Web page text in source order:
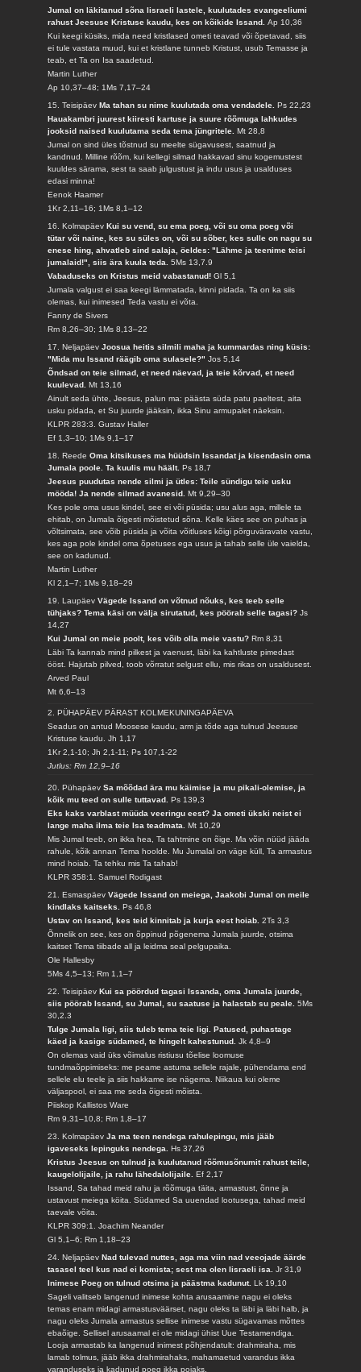
Jumal on läkitanud sõna Iisraeli lastele, kuulutades evangeeliumi
rahust Jeesuse Kristuse kaudu, kes on kõikide Issand.Ap 10,36
Kui keegi küsiks, mida need kristlased ometi teavad või õpetavad, siis
ei tule vastata muud, kui et kristlane tunneb Kristust, usub Temasse ja
teab, et Ta on Isa saadetud.
Martin Luther
Ap 10,37–48; 1Ms 7,17–24
15. TeisipäevMa tahan su nime kuulutada oma vendadele.Ps 22,23
Hauakambri juurest kiiresti kartuse ja suure rõõmuga lahkudes
jooksid naised kuulutama seda tema jüngritele.Mt 28,8
Jumal on sind üles tõstnud su meelte sügavusest, saatnud ja
kandnud. Milline rõõm, kui kellegi silmad hakkavad sinu kogemustest
kuuldes särama, sest ta saab julgustust ja indu usus ja usalduses
edasi minna!
Eenok Haamer
1Kr 2,11–16; 1Ms 8,1–12
16. KolmapäevKui su vend, su ema poeg, või su oma poeg või
tütar või naine, kes su süles on, või su sõber, kes sulle on nagu su
enese hing, ahvatleb sind salaja, öeldes: "Lähme ja teenime teisi
jumalaid!", siis ära kuula teda.5Ms 13,7.9
Vabaduseks on Kristus meid vabastanud!Gl 5,1
Jumala valgust ei saa keegi lämmatada, kinni pidada. Ta on ka siis
olemas, kui inimesed Teda vastu ei võta.
Fanny de Sivers
Rm 8,26–30; 1Ms 8,13–22
17. NeljapäevJoosua heitis silmili maha ja kummardas ning küsis:
"Mida mu Issand räägib oma sulasele?"Jos 5,14
Õndsad on teie silmad, et need näevad, ja teie kõrvad, et need
kuulevad.Mt 13,16
Ainult seda ühte, Jeesus, palun ma: päästa süda patu paeltest, aita
usku pidada, et Su juurde jääksin, ikka Sinu armupalet näeksin.
KLPR 283:3. Gustav Haller
Ef 1,3–10; 1Ms 9,1–17
18. ReedeOma kitsikuses ma hüüdsin Issandat ja kisendasin oma
Jumala poole. Ta kuulis mu häält.Ps 18,7
Jeesus puudutas nende silmi ja ütles: Teile sündigu teie usku
mööda! Ja nende silmad avanesid.Mt 9,29–30
Kes pole oma usus kindel, see ei või püsida; usu alus aga, millele ta
ehitab, on Jumala õigesti mõistetud sõna. Kelle käes see on puhas ja
võltsimata, see võib püsida ja võita võitluses kõigi põrguväravate vastu,
kes aga pole kindel oma õpetuses ega usus ja tahab selle üle vaielda,
see on kadunud.
Martin Luther
Kl 2,1–7; 1Ms 9,18–29
19. LaupäevVägede Issand on võtnud nõuks, kes teeb selle
tühjaks? Tema käsi on välja sirutatud, kes pöörab selle tagasi?Js
14,27
Kui Jumal on meie poolt, kes võib olla meie vastu?Rm 8,31
Läbi Ta kannab mind pilkest ja vaenust, läbi ka kahtluste pimedast
ööst. Hajutab pilved, toob võrratut selgust ellu, mis rikas on usaldusest.
Arved Paul
Mt 6,6–13
2. PÜHAPÄEV PÄRAST KOLMEKUNINGAPÄEVA
Seadus on antud Moosese kaudu, arm ja tõde aga tulnud Jeesuse
Kristuse kaudu.Jh 1,17
1Kr 2,1-10; Jh 2,1-11; Ps 107,1-22
Jutlus: Rm 12,9–16
20. PühapäevSa mõõdad ära mu käimise ja mu pikali-olemise, ja
kõik mu teed on sulle tuttavad.Ps 139,3
Eks kaks varblast müüda veeringu eest? Ja ometi ükski neist ei
lange maha ilma teie Isa teadmata.Mt 10,29
Mis Jumal teeb, on ikka hea, Ta tahtmine on õige. Ma võin nüüd jääda
rahule, kõik annan Tema hoolde. Mu Jumalal on väge küll, Ta armastus
mind hoiab. Ta tehku mis Ta tahab!
KLPR 358:1. Samuel Rodigast
21. EsmaspäevVägede Issand on meiega, Jaakobi Jumal on meile
kindlaks kaitseks.Ps 46,8
Ustav on Issand, kes teid kinnitab ja kurja eest hoiab.2Ts 3,3
Õnnelik on see, kes on õppinud põgenema Jumala juurde, otsima
kaitset Tema tiibade all ja leidma seal pelgupaika.
Ole Hallesby
5Ms 4,5–13; Rm 1,1–7
22. TeisipäevKui sa pöördud tagasi Issanda, oma Jumala juurde,
siis pöörab Issand, su Jumal, su saatuse ja halastab su peale.5Ms
30,2.3
Tulge Jumala ligi, siis tuleb tema teie ligi. Patused, puhastage
käed ja kasige südamed, te hingelt kahestunud.Jk 4,8–9
On olemas vaid üks võimalus ristiusu tõelise loomuse
tundmaõppimiseks: me peame astuma sellele rajale, pühendama end
sellele elu teele ja siis hakkame ise nägema. Niikaua kui oleme
väljaspool, ei saa me seda õigesti mõista.
Piiskop Kallistos Ware
Rm 9,31–10,8; Rm 1,8–17
23. KolmapäevJa ma teen nendega rahulepingu, mis jääb
igaveseks lepinguks nendega.Hs 37,26
Kristus Jeesus on tulnud ja kuulutanud rõõmusõnumit rahust teile,
kaugelolijaile, ja rahu lähedalolijaile.Ef 2,17
Issand, Sa tahad meid rahu ja rõõmuga täita, armastust, õnne ja
ustavust meiega köita. Südamed Sa uuendad lootusega, tahad meid
taevale võita.
KLPR 309:1. Joachim Neander
Gl 5,1–6; Rm 1,18–23
24. NeljapäevNad tulevad nuttes, aga ma viin nad veeojade äärde
tasasel teel kus nad ei komista; sest ma olen Iisraeli isa.Jr 31,9
Inimese Poeg on tulnud otsima ja päästma kadunut.Lk 19,10
Sageli valitseb langenud inimese kohta arusaamine nagu ei oleks
temas enam midagi armastusväärset, nagu oleks ta läbi ja läbi halb, ja
nagu oleks Jumala armastus sellise inimese vastu sügavamas mõttes
ebaõige. Sellisel arusaamal ei ole midagi ühist Uue Testamendiga.
Looja armastab ka langenud inimest põhjendatult: drahmiraha, mis
lamab tolmus, jääb ikka drahmirahaks, mahamaetud varandus ikka
varanduseks ja kadunud poeg ikka pojaks.